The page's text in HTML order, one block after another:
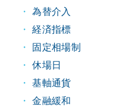
為替介入
経済指標
固定相場制
休場日
基軸通貨
金融緩和